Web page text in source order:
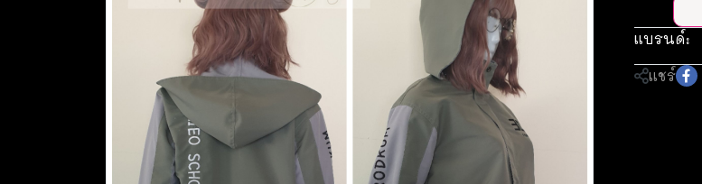
แบรนด์:
แชร์